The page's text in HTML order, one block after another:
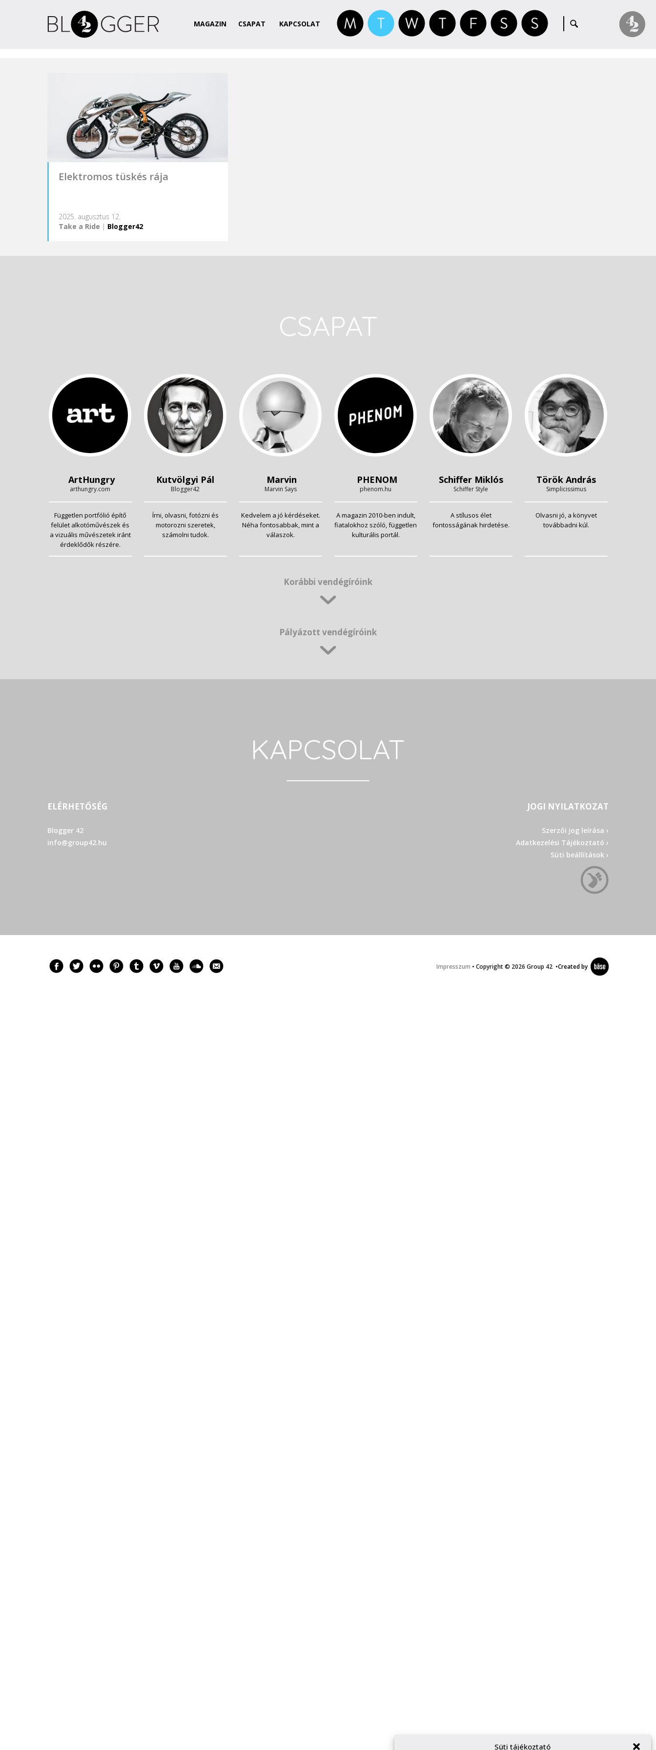
Süti tájékoztató
MAGAZIN CSAPAT KAPCSOLAT
Elektromos tüskés rája
2025. augusztus 12.
Take a Ride | Blogger42
CSAPAT
ArtHungry
arthungry.com
Független portfólió építő
felület alkotóművészek és
a vizuális művészetek iránt
érdeklődők részére.
Kutvölgyi Pál
Blogger42
Írni, olvasni, fotózni és
motorozni szeretek,
számolni tudok.
Marvin
Marvin Says
Kedvelem a jó kérdéseket.
Néha fontosabbak, mint a
válaszok.
PHENOM
phenom.hu
A magazin 2010-ben indult,
fiatalokhoz szóló, független
kulturális portál.
Schiffer Miklós
Schiffer Style
A stílusos élet
fontosságának hirdetése.
Török András
Simplicissimus
Olvasni jó, a könyvet
továbbadni kúl.
Korábbi vendégíróink
Pályázott vendégíróink
KAPCSOLAT
ELÉRHETŐSÉG
Blogger 42
info@group42.hu
JOGI NYILATKOZAT
Szerzői jog leírása ›
Adatkezelési Tájékoztató ›
Süti beállítások ›
Impresszum • Copyright © 2026 Group 42 •Created by